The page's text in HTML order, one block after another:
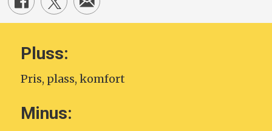
Pluss:
Pris, plass, komfort
Minus: